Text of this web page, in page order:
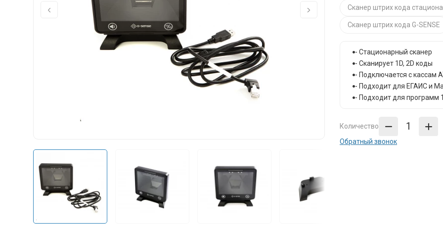
Сканер штрих кода
Сканер штрих кода G-SENSE
- Стационарный сканер
- Сканирует 1D, 2D коды
- Подключается с
- Подходит для ЕГАИС и
- Подходит для программ
Количество
Обратный звонок